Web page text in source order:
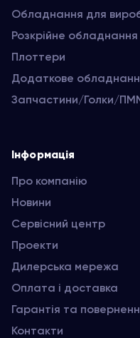
Обладнання для
Розкрійне обладнання
Плоттери
Додаткове
Запчастини/Голки/
Інформація
Про компанію
Новини
Сервісний центр
Проекти
Дилерська мережа
Оплата і доставка
Гарантія та
Контакти